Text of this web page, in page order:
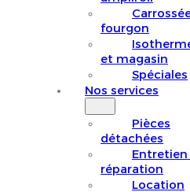
fourgon
et magasin
Spéciales
Nos services
Pièces
détachées
Entretien
réparation
Location